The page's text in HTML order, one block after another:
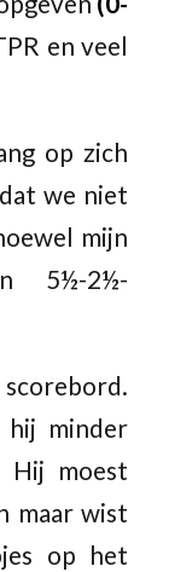
en veel
op zich
we niet
mijn
5½-2½-
hij minder
Hij moest
maar wist
op het